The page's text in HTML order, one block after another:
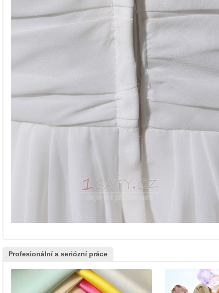
Profesionální a seriózní práce